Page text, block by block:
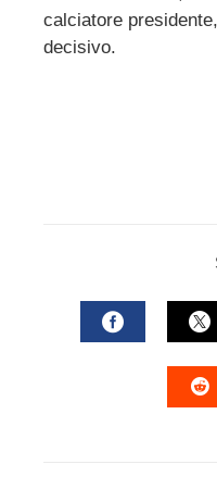
calciatore
decisivo.